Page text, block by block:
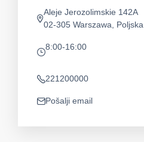
app.address
Aleje Jerozolimskie 142A
02-305 Warszawa, Poljska
app.opening-times
8:00-16:00
Telefon
221200000
app.mail
Pošalji email